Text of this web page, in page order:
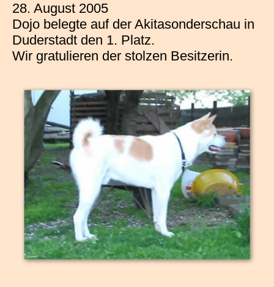
28. August 2005
Dojo belegte auf der Akitasonderschau in
Duderstadt den 1. Platz.
Wir gratulieren der stolzen Besitzerin.